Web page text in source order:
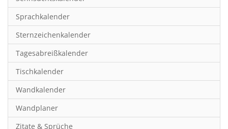
Kunst
Länder & Städte
Landschaft & Natur
Lifestyle
Literatur
Manga & Animé
Neutrale Kalender
Sprachkalender
Sternzeichenkalender
Tagesabreißkalender
Tischkalender
Wandkalender
Wandplaner
Zitate & Sprüche